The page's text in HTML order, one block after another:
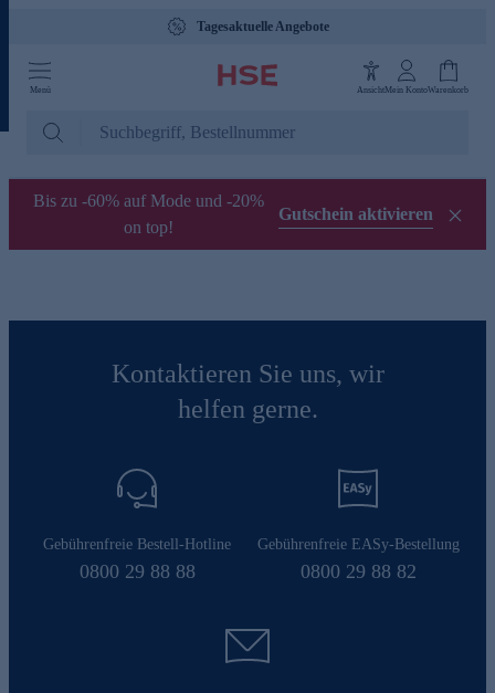
Tagesaktuelle Angebote
Menü AnsichtMein KontoWarenkorb
Bis zu -60% auf Mode und -20%
on top!
Gutschein aktivieren
Kontaktieren Sie uns, wir
helfen gerne.
Gebührenfreie Bestell-Hotline
0800 29 88 88
Gebührenfreie EASy-Bestellung
0800 29 88 82